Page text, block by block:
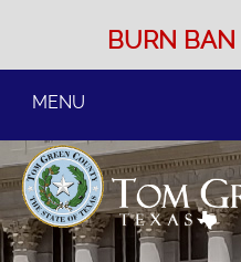
BURN BAN
MENU
Use
SPACEBAR
to
cycle
through
the